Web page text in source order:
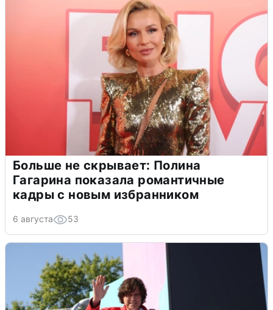
Больше не скрывает: Полина
Гагарина показала романтичные
кадры с новым избранником
6 августа 53